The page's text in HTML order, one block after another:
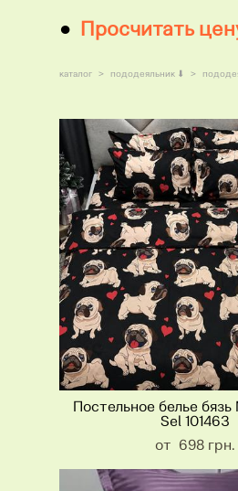
● Просчитать
каталог > пододеяльник ⬇ >
Постельное белье
Sel 101463
от 698 грн.